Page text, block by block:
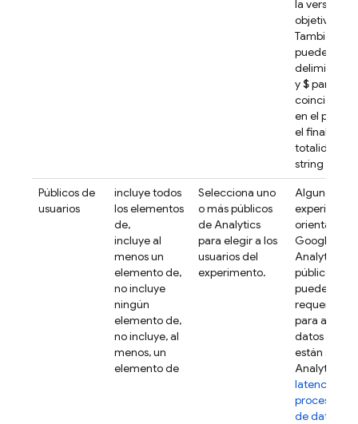
la versión
objetivo.
También
puedes usar
y$para
en el
el final o la
totalidad
string
Públicos de
usuarios
incluye todos
los elementos
de,
incluye al
menos un
elemento de,
no incluye
ningún
elemento de,
no incluye, al
menos, un
elemento de
Selecciona uno
o más públicos
deAnalytics
para elegir a los
usuarios del
experimento.
Algunos
orientados a
Google
Analytics
públicos
pueden
requerir un
para
datos
están
Analytics
latencia de
de datos